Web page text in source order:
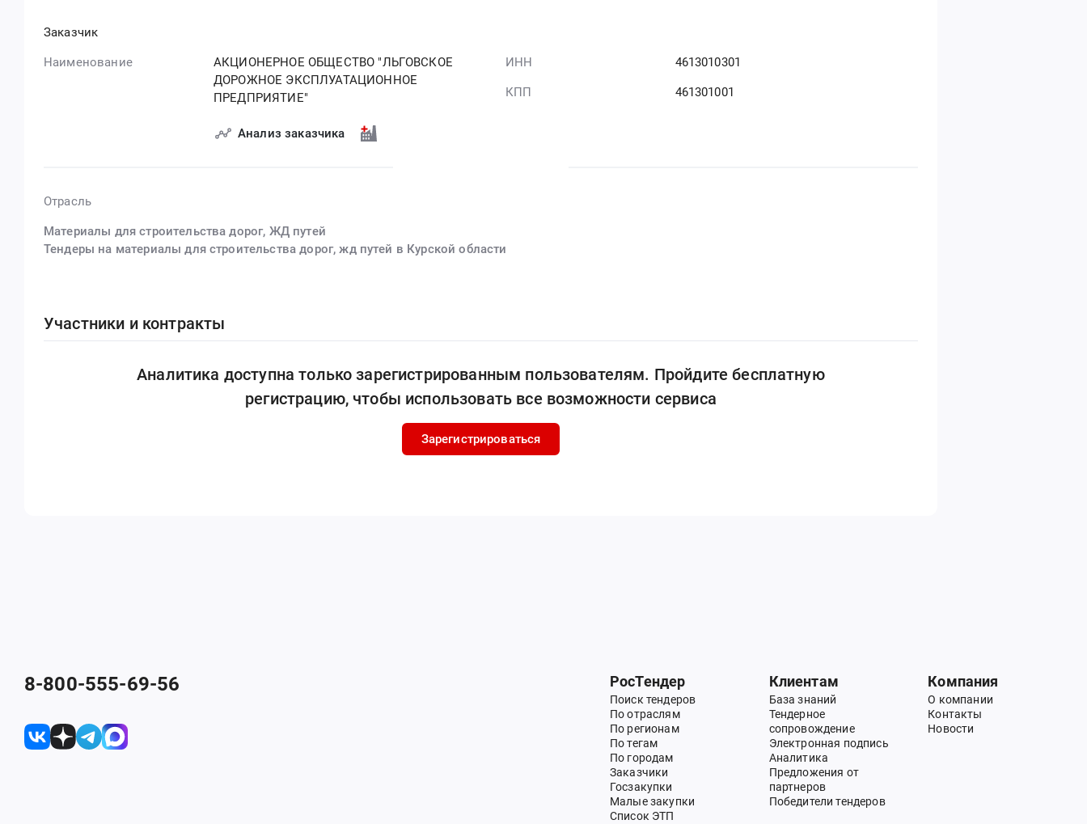
Заказчик
Наименование
АКЦИОНЕРНОЕ ОБЩЕСТВО "ЛЬГОВСКОЕ
ДОРОЖНОЕ ЭКСПЛУАТАЦИОННОЕ
ПРЕДПРИЯТИЕ"
Анализ заказчика
ИНН 4613010301
КПП 461301001
Отрасль
Материалы для строительства дорог, ЖД путей
Тендеры на материалы для строительства дорог, жд путей в Курской области
Участники и контракты
Аналитика доступна только зарегистрированным пользователям. Пройдите бесплатную
регистрацию, чтобы использовать все возможности сервиса
Зарегистрироваться
8-800-555-69-56 РосТендер
Поиск тендеров
По отраслям
По регионам
По тегам
По городам
Заказчики
Госзакупки
Малые закупки
Список ЭТП
Клиентам
База знаний
Тендерное
сопровождение
Электронная подпись
Аналитика
Предложения от
партнеров
Победители тендеров
Компания
О компании
Контакты
Новости